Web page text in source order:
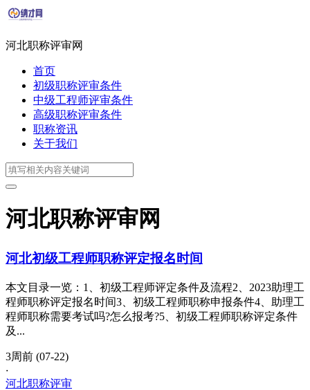
河北职称评审网
首页
初级职称评审条件
中级工程师评审条件
高级职称评审条件
职称资讯
关于我们
河北职称评审网
河北初级工程师职称评定报名时间
本文目录一览：1、初级工程师评定条件及流程2、2023助理工
程师职称评定报名时间3、初级工程师职称申报条件4、助理工
程师职称需要考试吗?怎么报考?5、初级工程师职称评定条件
及...
3周前 (07-22)
·
河北职称评审